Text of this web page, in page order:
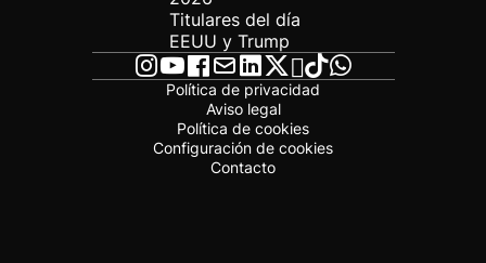
Titulares del día
EEUU y Trump
Política de privacidad
Aviso legal
Política de cookies
Configuración de cookies
Contacto